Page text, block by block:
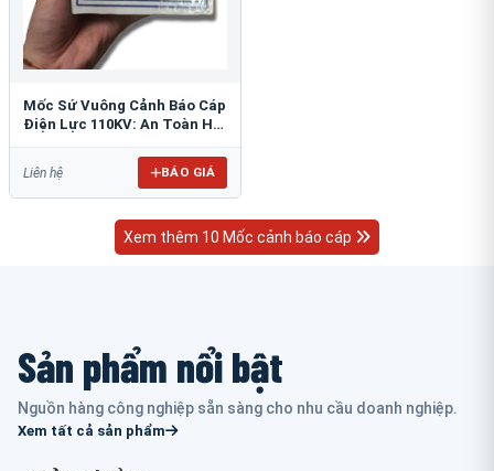
Mốc Sứ Vuông Cảnh Báo Cáp
Điện Lực 110KV: An Toàn Hệ
Liên hệ BÁO GIÁ
Xem thêm 10 Mốc cảnh báo cáp
Sản phẩm nổi bật
Nguồn hàng công nghiệp sẵn sàng cho nhu cầu doanh nghiệp.
Xem tất cả sản phẩm